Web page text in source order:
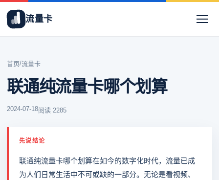
流量卡
首页/流量卡
联通纯流量卡哪个划算
2024-07-18阅读 2285
先说结论
联通纯流量卡哪个划算在如今的数字化时代，流量已成
为人们日常生活中不可或缺的一部分。无论是看视频、